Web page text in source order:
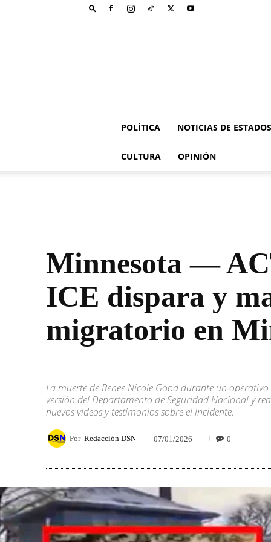
POLÍTICA NOTICIAS DE
CULTURA OPINIÓN
Minnesota —
ICE dispara y
migratorio en
La muerte de Renee Nicole Good durante un
versión del Departamento de Seguridad Nacional y
nuevos videos y testimonios sobre el incidente.
Por Redacción DSN 07/01/2026 0